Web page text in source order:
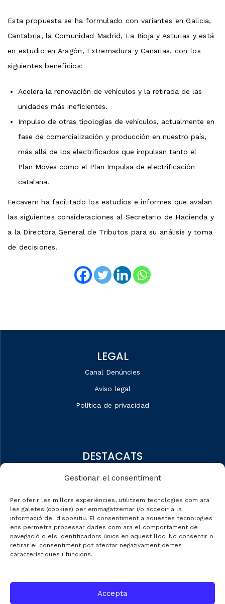
Gestionar el consentiment
Per oferir les millors experiències, utilitzem tecnologies com ara
les galetes (cookies) per emmagatzemar i/o accedir a la
informació del dispositiu. El consentiment a aquestes tecnologies
ens permetrà processar dades com ara el comportament de
navegació o els identificadors únics en aquest lloc. No consentir o
retirar el consentiment pot afectar negativament certes
característiques i funcions.
Accepta
Esta propuesta se ha formulado con variantes en Galicia,
Cantabria, la Comunidad Madrid, La Rioja y Asturias y está
en estudio en Aragón, Extremadura y Canarias, con los
siguientes beneficios:
Acelera la renovación de vehículos y la retirada de las
unidades más ineficientes.
Impulso de otras tipologías de vehículos, actualmente en
fase de comercialización y producción en nuestro país,
más allá de los electrificados que impulsan tanto el
Plan Moves como el Plan Impulsa de electrificación
catalana.
Fecavem ha facilitado los estudios e informes que avalan
las siguientes consideraciones al Secretario de Hacienda y
a la Directora General de Tributos para su análisis y toma
de decisiones.
LEGAL
Canal Denúncies
Aviso legal
Política de privacidad
DESTACATS
Datos de mercado
Automobile Talks